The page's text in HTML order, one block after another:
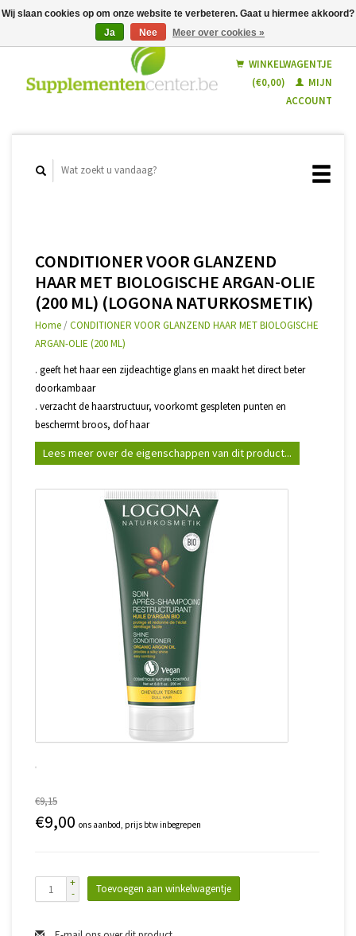
Nederlands
WINKELWAGENTJE
(€0,00)
MIJN
ACCOUNT
CONDITIONER VOOR GLANZEND
HAAR MET BIOLOGISCHE ARGAN-OLIE
(200 ML) (LOGONA NATURKOSMETIK)
Home /CONDITIONER VOOR GLANZEND HAAR MET BIOLOGISCHE
ARGAN-OLIE (200 ML)
. geeft het haar een zijdeachtige glans en maakt het direct beter
doorkambaar
. verzacht de haarstructuur, voorkomt gespleten punten en
beschermt broos, dof haar
Lees meer over de eigenschappen van dit product...
€9,15
€9,00 ons aanbod, prijs btw inbegrepen
+
-
Toevoegen aan winkelwagentje
Wij slaan cookies op om onze website te verbeteren. Gaat u hiermee akkoord?
Ja
Nee Meer over cookies »